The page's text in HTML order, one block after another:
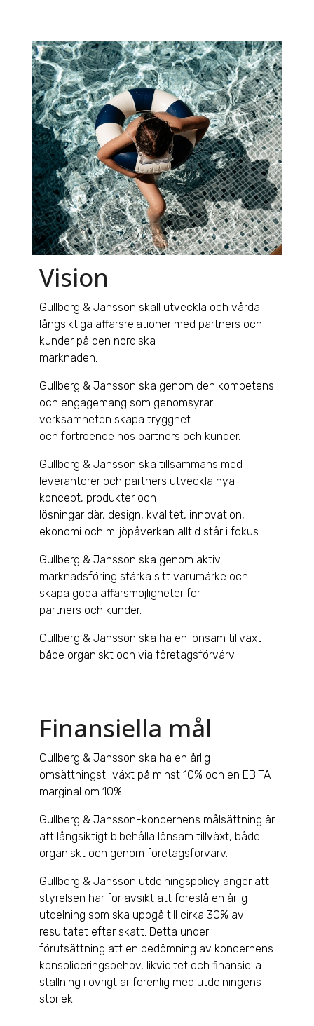
Vision
Gullberg & Jansson skall utveckla och vårda
långsiktiga affärsrelationer med partners och
kunder på den nordiska
marknaden.
Gullberg & Jansson ska genom den kompetens
och engagemang som genomsyrar
verksamheten skapa trygghet
och förtroende hos partners och kunder.
Gullberg & Jansson ska tillsammans med
leverantörer och partners utveckla nya
koncept, produkter och
lösningar där, design, kvalitet, innovation,
ekonomi och miljöpåverkan alltid står i fokus.
Gullberg & Jansson ska genom aktiv
marknadsföring stärka sitt varumärke och
skapa goda affärsmöjligheter för
partners och kunder.
Gullberg & Jansson ska ha en lönsam tillväxt
både organiskt och via företagsförvärv.
Finansiella mål
Gullberg & Jansson ska ha en årlig
omsättningstillväxt på minst 10% och en EBITA
marginal om 10%.
Gullberg & Jansson-koncernens målsättning är
att långsiktigt bibehålla lönsam tillväxt, både
organiskt och genom företagsförvärv.
Gullberg & Jansson utdelningspolicy anger att
styrelsen har för avsikt att föreslå en årlig
utdelning som ska uppgå till cirka 30% av
resultatet efter skatt. Detta under
förutsättning att en bedömning av koncernens
konsolideringsbehov, likviditet och finansiella
ställning i övrigt är förenlig med utdelningens
storlek.